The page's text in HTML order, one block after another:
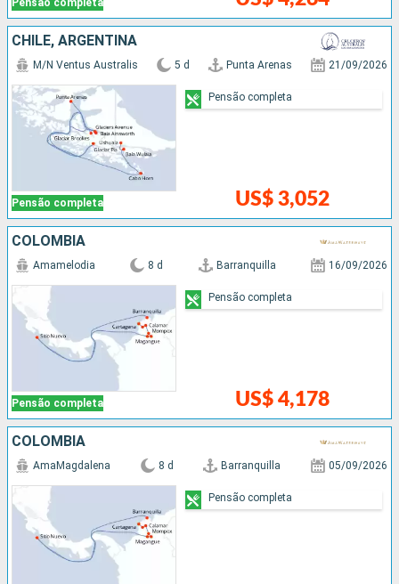
Pensão completa
CHILE, ARGENTINA
Pensão completa
M/N Ventus Australis 5 d Punta Arenas 21/09/2026
US$ 3,052
Pensão completa
COLOMBIA
Pensão completa
Amamelodia 8 d Barranquilla 16/09/2026
US$ 4,178
Pensão completa
COLOMBIA
AmaMagdalena 8 d Barranquilla 05/09/2026
Pensão completa